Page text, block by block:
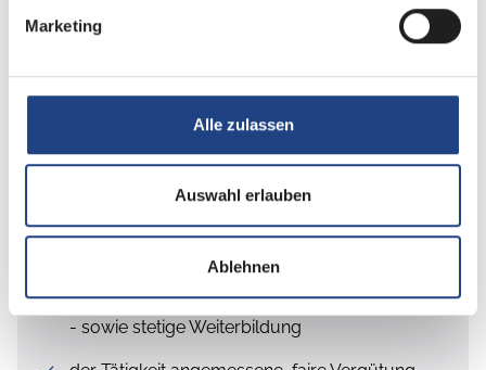
Marketing
Alle zulassen
Auswahl erlauben
Ablehnen
Arbeitsumfeld eines gesunden und
stark wachsenden Branche
fundierte Einarbeitung - auch für Quereinsteiger
- sowie stetige Weiterbildung